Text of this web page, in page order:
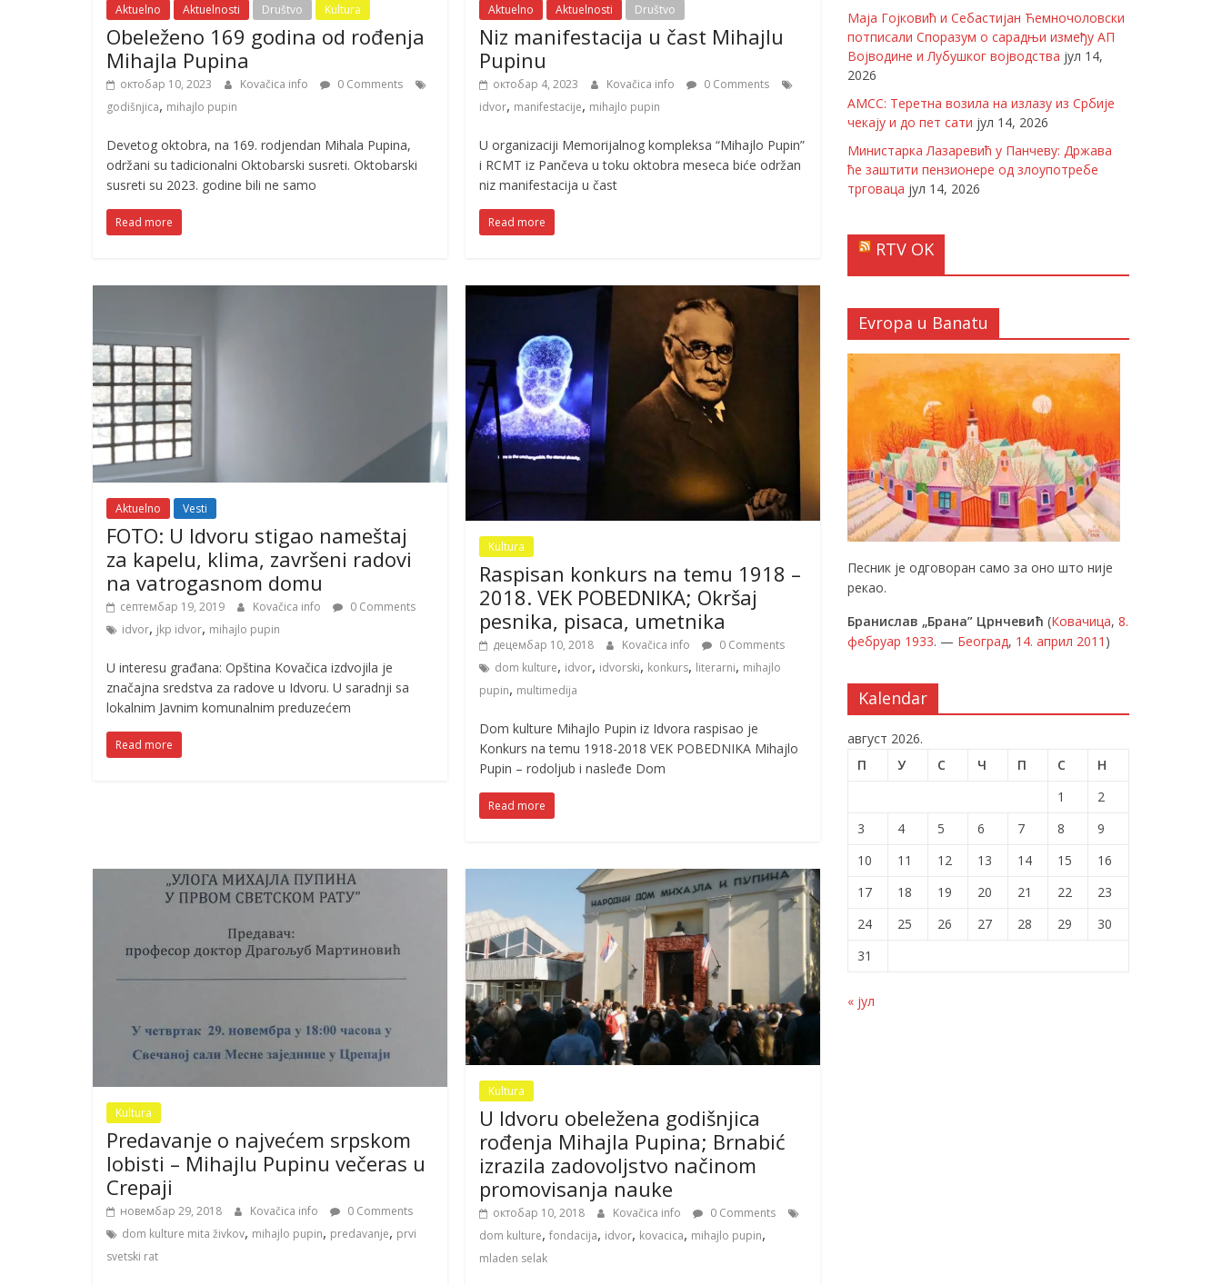
Aktuelno Aktuelnosti Društvo Kultura
Obeleženo 169 godina od rođenja
Mihajla Pupina
октобар 10, 2023 Kovačica info
0 Comments
godišnjica, mihajlo pupin
Devetog oktobra, na 169. rodjendan Mihala Pupina,
održani su tadicionalni Oktobarski susreti. Oktobarski
susreti su 2023. godine bili ne samo
Read more
Aktuelno Aktuelnosti Društvo
Niz manifestacija u čast Mihajlu
Pupinu
октобар 4, 2023 Kovačica info
0 Comments
idvor, manifestacije, mihajlo pupin
U organizaciji Memorijalnog kompleksa “Mihajlo Pupin”
i RCMT iz Pančeva u toku oktobra meseca biće održan
niz manifestacija u čast
Read more
Aktuelno Vesti
FOTO: U Idvoru stigao nameštaj
za kapelu, klima, završeni radovi
na vatrogasnom domu
септембар 19, 2019 Kovačica info
0 Comments
idvor, jkp idvor, mihajlo pupin
U interesu građana: Opština Kovačica izdvojila je
značajna sredstva za radove u Idvoru. U saradnji sa
lokalnim Javnim komunalnim preduzećem
Read more
Kultura
Raspisan konkurs na temu 1918 –
2018. VEK POBEDNIKA; Okršaj
pesnika, pisaca, umetnika
децембар 10, 2018 Kovačica info
0 Comments
dom kulture, idvor, idvorski, konkurs, literarni, mihajlo
pupin, multimedija
Dom kulture Mihajlo Pupin iz Idvora raspisao je
Konkurs na temu 1918-2018 VEK POBEDNIKA Mihajlo
Pupin – rodoljub i nasleđe Dom
Read more
Kultura
Predavanje o najvećem srpskom
lobisti – Mihajlu Pupinu večeras u
Crepaji
новембар 29, 2018 Kovačica info
0 Comments
dom kulture mita živkov, mihajlo pupin, predavanje, prvi
svetski rat
Kultura
U Idvoru obeležena godišnjica
rođenja Mihajla Pupina; Brnabić
izrazila zadovoljstvo načinom
promovisanja nauke
октобар 10, 2018 Kovačica info
0 Comments
dom kulture,fondacija, idvor, kovacica, mihajlo pupin,
mladen selak
Маја Гојковић и Себастијан Ћемночоловски
потписали Споразум о сарадњи између АП
Војводине и Лубушког војводства јул 14,
2026
АМСС: Теретна возила на излазу из Србије
чекају и до пет сати јул 14, 2026
Министарка Лазаревић у Панчеву: Држава
ће заштити пензионере од злоупотребе
трговаца јул 14, 2026
RTV OK
Evropa u Banatu
Песник је одговоран само за оно што није
рекао.
Бранислав „Брана” Црнчевић (Ковачица, 8.
фебруар 1933. — Београд, 14. април 2011 )
Kalendar
август 2026.
П
У С Ч П С
Н
1
2
3
4 5 6 7 8
9
10
11 12 13 14 15
16
17
18 19 20 21 22
23
24
25 26 27 28 29
30
31
« јул